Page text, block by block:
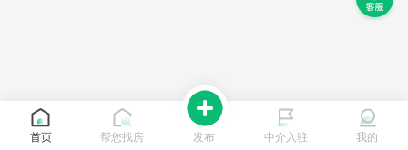
首页 帮您找房 发布 中介入驻 我的